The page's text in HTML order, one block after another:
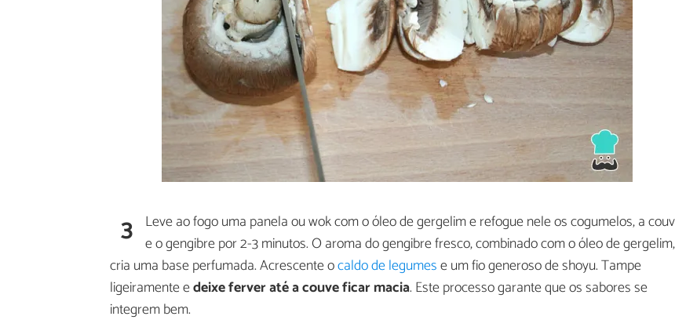
3 Leve ao fogo uma panela ou wok com o óleo de gergelim e refogue nele os cogumelos, a
e o gengibre por 2-3 minutos. O aroma do gengibre fresco, combinado com o óleo de gergelim,
cria uma base perfumada. Acrescente ocaldo de legumese um fio generoso de shoyu. Tampe
ligeiramente edeixe ferver até a couve ficar macia. Este processo garante que os sabores se
integrem bem.